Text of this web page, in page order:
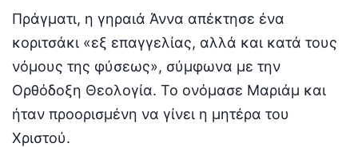
Πράγματι, η γηραιά Άννα απέκτησε ένα
κοριτσάκι «εξ επαγγελίας, αλλά και κατά τους
νόμους της φύσεως», σύμφωνα με την
Ορθόδοξη Θεολογία. Το ονόμασε Μαριάμ και
ήταν προορισμένη να γίνει η μητέρα του
Χριστού.